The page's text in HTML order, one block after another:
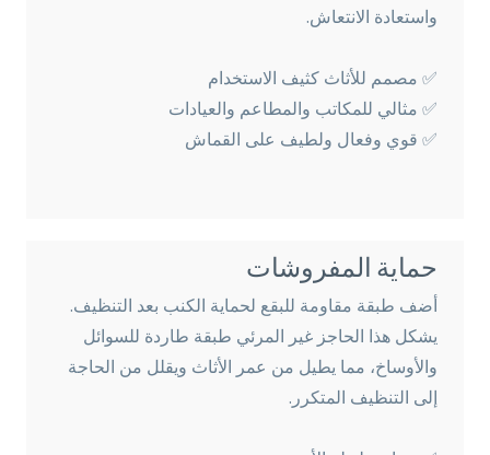
واستعادة الانتعاش.
✅ مصمم للأثاث كثيف الاستخدام
✅ مثالي للمكاتب والمطاعم والعيادات
✅ قوي وفعال ولطيف على القماش
حماية المفروشات
أضف طبقة مقاومة للبقع لحماية الكنب بعد التنظيف.
يشكل هذا الحاجز غير المرئي طبقة طاردة للسوائل
والأوساخ، مما يطيل من عمر الأثاث ويقلل من الحاجة
إلى التنظيف المتكرر.